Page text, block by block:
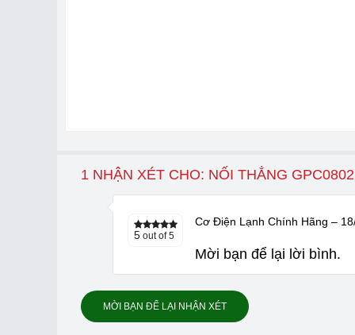
1 NHẬN XÉT CHO: NỐI THẲNG
5 out of 5
Cơ Điện Lạnh Chính Hãng –
Mời bạn để lại lời bình.
MỜI BẠN ĐỂ LẠI NHẬN XÉT